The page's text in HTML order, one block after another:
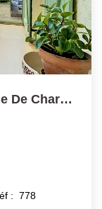
EN EXCLUSIVITÉ : Maison Pleine De Charme À TOURNUS
: 778